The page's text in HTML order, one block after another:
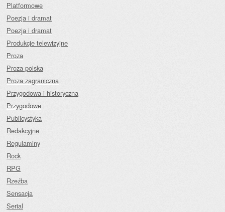
Platformowe
Poezja i dramat
Poezja i dramat
Produkcje telewizyjne
Proza
Proza polska
Proza zagraniczna
Przygodowa i historyczna
Przygodowe
Publicystyka
Redakcyjne
Regulaminy
Rock
RPG
Rzeźba
Sensacja
Serial